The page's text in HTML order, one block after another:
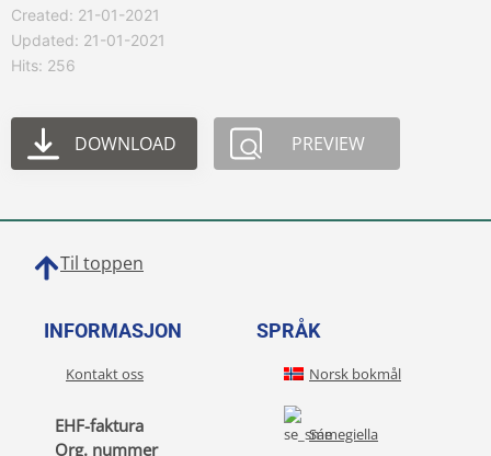
Created: 21-01-2021
Updated: 21-01-2021
Hits: 256
DOWNLOAD PREVIEW
Til toppen
INFORMASJON
Kontakt oss
EHF-faktura
Org. nummer
SPRÅK
Norsk bokmål
Sámegiella